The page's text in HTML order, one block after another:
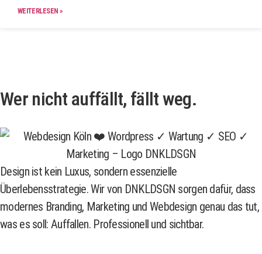
WEITERLESEN »
Wer nicht auffällt, fällt weg.
Design ist kein Luxus, sondern essenzielle
Überlebensstrategie. Wir von DNKLDSGN sorgen dafür, dass
modernes Branding, Marketing und Webdesign genau das tut,
was es soll: Auffallen. Professionell und sichtbar.